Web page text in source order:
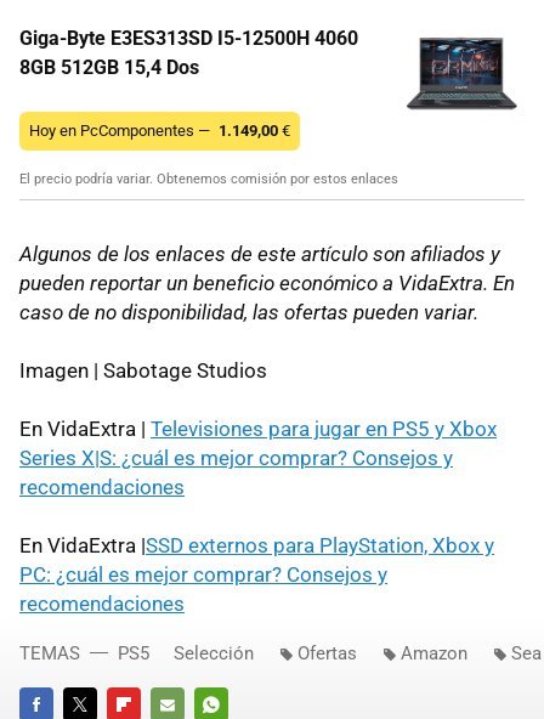
Giga-Byte E3ES313SD I5-12500H 4060
8GB 512GB 15,4 Dos
Hoy en PcComponentes — 1.149,00 €
El precio podría variar. Obtenemos comisión por estos enlaces
Algunos de los enlaces de este artículo son afiliados y
pueden reportar un beneficio económico a VidaExtra. En
caso de no disponibilidad, las ofertas pueden variar.
Imagen | Sabotage Studios
En VidaExtra | Televisiones para jugar en PS5 y Xbox
Series X|S: ¿cuál es mejor comprar? Consejos y
recomendaciones
En VidaExtra |SSD externos para PlayStation, Xbox y
PC: ¿cuál es mejor comprar? Consejos y
recomendaciones
TEMAS PS5 Selección Ofertas Amazon